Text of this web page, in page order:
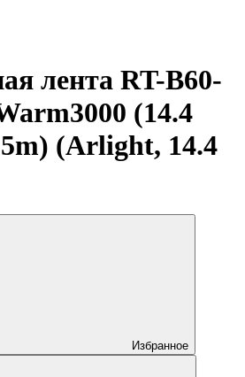
лента RT-B60-
(14.4
(Arlight, 14.4
Избранное